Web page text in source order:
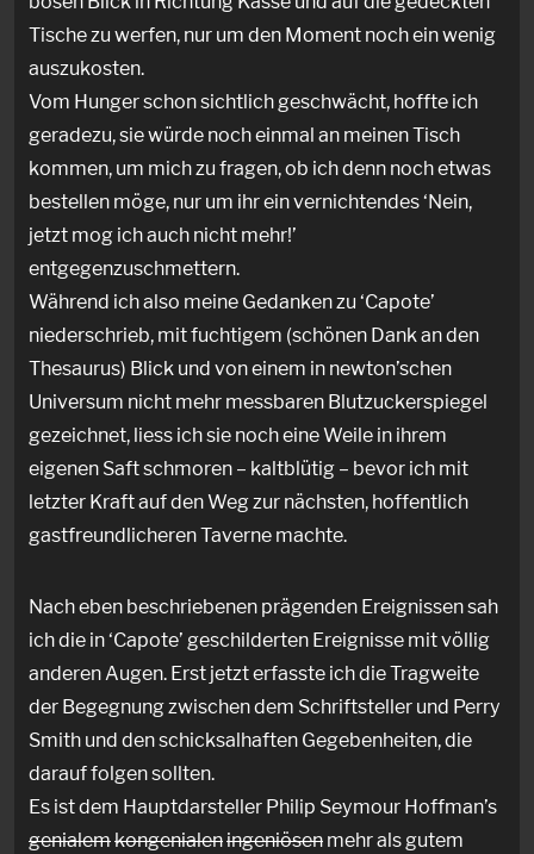
Tische zu werfen, nur um den Moment noch ein wenig
auszukosten.
Vom Hunger schon sichtlich geschwächt, hoffte ich
geradezu, sie würde noch einmal an meinen Tisch
kommen, um mich zu fragen, ob ich denn noch etwas
bestellen möge, nur um ihr ein vernichtendes ‘Nein,
jetzt mog ich auch nicht mehr!’
entgegenzuschmettern.
Während ich also meine Gedanken zu ‘Capote’
niederschrieb, mit fuchtigem (schönen Dank an den
Thesaurus) Blick und von einem in newton’schen
Universum nicht mehr messbaren Blutzuckerspiegel
gezeichnet, liess ich sie noch eine Weile in ihrem
eigenen Saft schmoren – kaltblütig – bevor ich mit
letzter Kraft auf den Weg zur nächsten, hoffentlich
gastfreundlicheren Taverne machte.
Nach eben beschriebenen prägenden Ereignissen sah
ich die in ‘Capote’ geschilderten Ereignisse mit völlig
anderen Augen. Erst jetzt erfasste ich die Tragweite
der Begegnung zwischen dem Schriftsteller und Perry
Smith und den schicksalhaften Gegebenheiten, die
darauf folgen sollten.
Es ist dem Hauptdarsteller Philip Seymour Hoffman’s
genialemkongenialeningeniösen mehr als gutem